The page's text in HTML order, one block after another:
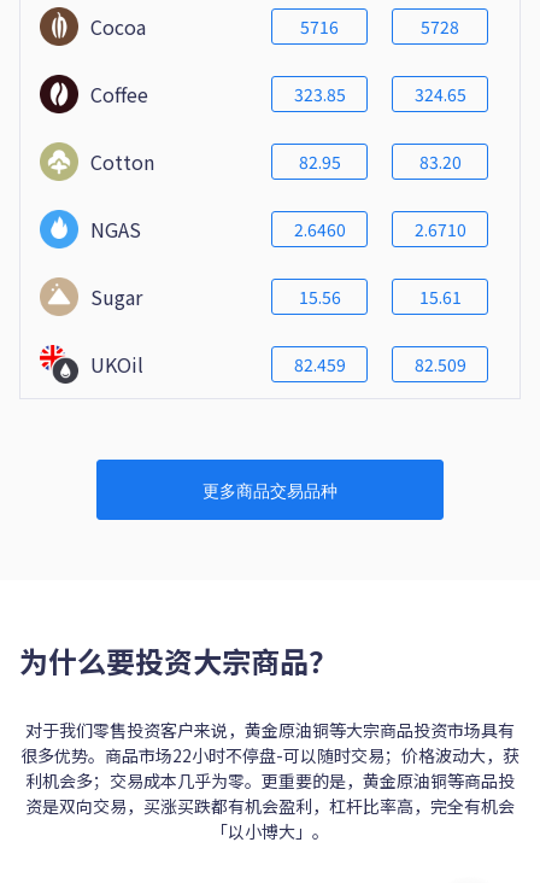
Cocoa 5716 5728
Coffee 323.85 324.65
Cotton 82.95 83.20
NGAS 2.6460 2.6710
Sugar 15.56 15.61
UKOil 82.459 82.509
更多商品交易品种
为什么要投资大宗商品？
对于我们零售投资客户来说，黄金原油铜等大宗商品投资市场具有
很多优势。商品市场22小时不停盘-可以随时交易；价格波动大，获
利机会多；交易成本几乎为零。更重要的是，黄金原油铜等商品投
资是双向交易，买涨买跌都有机会盈利，杠杆比率高，完全有机会
「以小博大」。